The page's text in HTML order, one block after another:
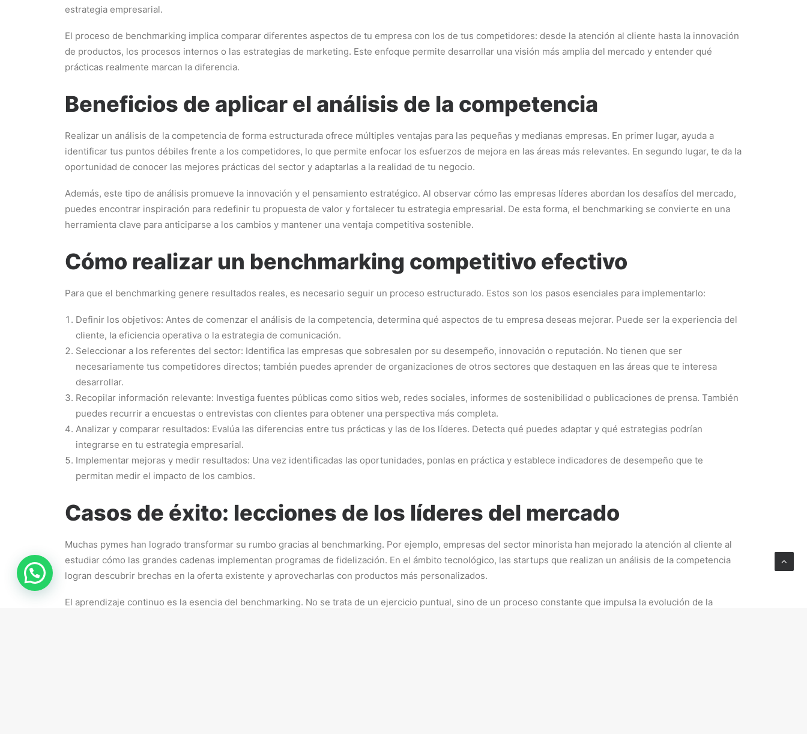
estrategia empresarial.
El proceso de benchmarking implica comparar diferentes aspectos de tu empresa con los de tus competidores: desde la atención al cliente hasta la innovación
de productos, los procesos internos o las estrategias de marketing. Este enfoque permite desarrollar una visión más amplia del mercado y entender qué
prácticas realmente marcan la diferencia.
Beneficios de aplicar el análisis de la competencia
Realizar un análisis de la competencia de forma estructurada ofrece múltiples ventajas para las pequeñas y medianas empresas. En primer lugar, ayuda a
identificar tus puntos débiles frente a los competidores, lo que permite enfocar los esfuerzos de mejora en las áreas más relevantes. En segundo lugar, te da la
oportunidad de conocer las mejores prácticas del sector y adaptarlas a la realidad de tu negocio.
Además, este tipo de análisis promueve la innovación y el pensamiento estratégico. Al observar cómo las empresas líderes abordan los desafíos del mercado,
puedes encontrar inspiración para redefinir tu propuesta de valor y fortalecer tu estrategia empresarial. De esta forma, el benchmarking se convierte en una
herramienta clave para anticiparse a los cambios y mantener una ventaja competitiva sostenible.
Cómo realizar un benchmarking competitivo efectivo
Para que el benchmarking genere resultados reales, es necesario seguir un proceso estructurado. Estos son los pasos esenciales para implementarlo:
Definir los objetivos: Antes de comenzar el análisis de la competencia, determina qué aspectos de tu empresa deseas mejorar. Puede ser la experiencia del
cliente, la eficiencia operativa o la estrategia de comunicación.
Seleccionar a los referentes del sector: Identifica las empresas que sobresalen por su desempeño, innovación o reputación. No tienen que ser
necesariamente tus competidores directos; también puedes aprender de organizaciones de otros sectores que destaquen en las áreas que te interesa
desarrollar.
Recopilar información relevante: Investiga fuentes públicas como sitios web, redes sociales, informes de sostenibilidad o publicaciones de prensa. También
puedes recurrir a encuestas o entrevistas con clientes para obtener una perspectiva más completa.
Analizar y comparar resultados: Evalúa las diferencias entre tus prácticas y las de los líderes. Detecta qué puedes adaptar y qué estrategias podrían
integrarse en tu estrategia empresarial.
Implementar mejoras y medir resultados: Una vez identificadas las oportunidades, ponlas en práctica y establece indicadores de desempeño que te
permitan medir el impacto de los cambios.
Casos de éxito: lecciones de los líderes del mercado
Muchas pymes han logrado transformar su rumbo gracias al benchmarking. Por ejemplo, empresas del sector minorista han mejorado la atención al cliente al
estudiar cómo las grandes cadenas implementan programas de fidelización. En el ámbito tecnológico, las startups que realizan un análisis de la competencia
logran descubrir brechas en la oferta existente y aprovecharlas con productos más personalizados.
El aprendizaje continuo es la esencia del benchmarking. No se trata de un ejercicio puntual, sino de un proceso constante que impulsa la evolución de la